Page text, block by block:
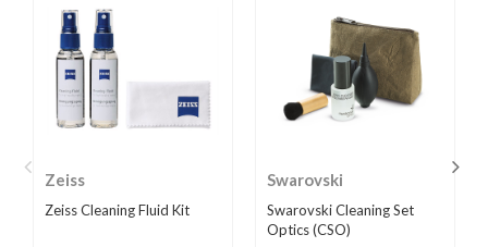
Zeiss
Zeiss Cleaning Fluid Kit
Swarovski
Swarovski Cleaning Set
Optics (CSO)